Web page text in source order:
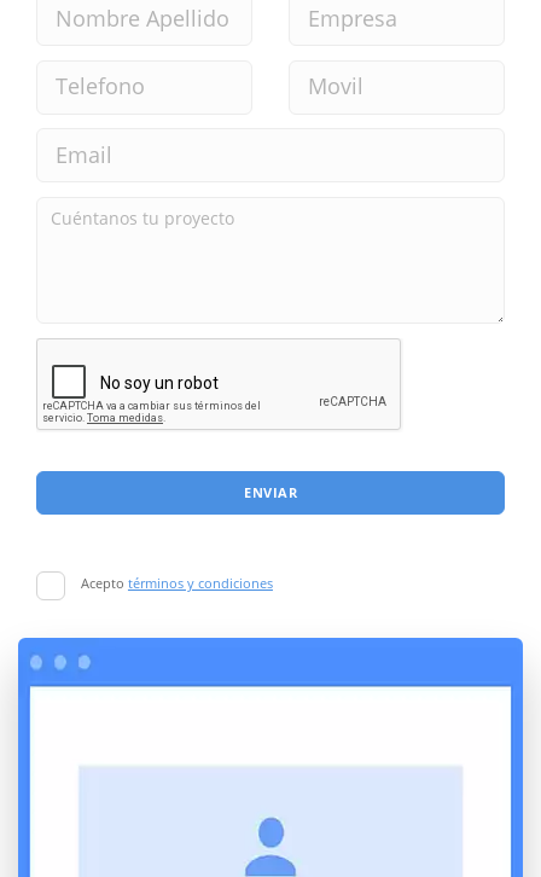
ENVIAR
Acepto términos y condiciones